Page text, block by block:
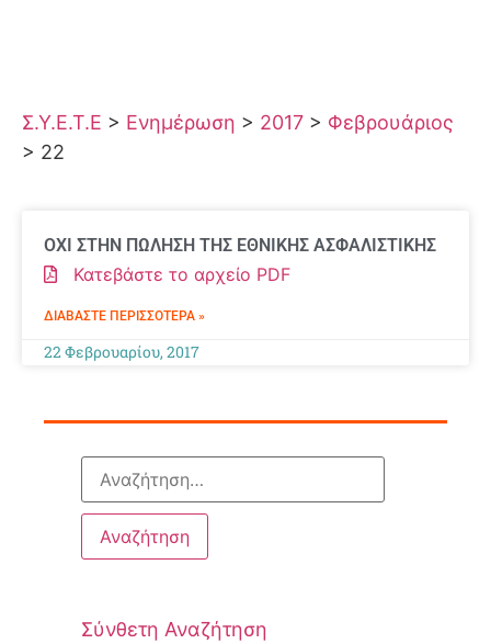
Σ.Υ.Ε.Τ.Ε > Ενημέρωση > 2017 > Φεβρουάριος
> 22
ΟΧΙ ΣΤΗΝ ΠΩΛΗΣΗ ΤΗΣ ΕΘΝΙΚΗΣ ΑΣΦΑΛΙΣΤΙΚΗΣ
Κατεβάστε το αρχείο PDF
ΔΙΑΒΆΣΤΕ ΠΕΡΙΣΣΌΤΕΡΑ »
22 Φεβρουαρίου, 2017
Σύνθετη Αναζήτηση